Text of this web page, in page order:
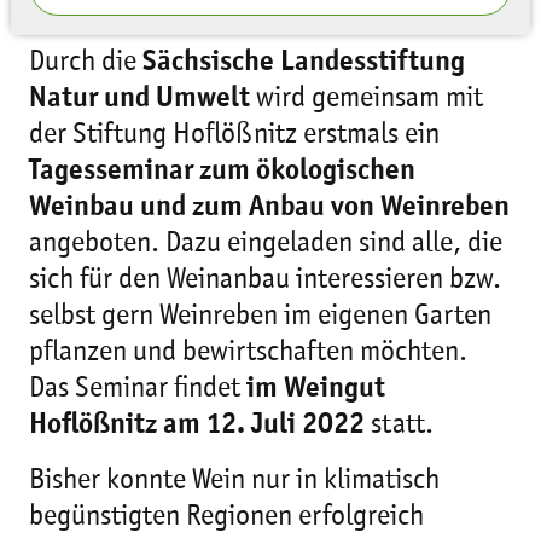
Durch die Sächsische Landesstiftung
Natur und Umwelt wird gemeinsam mit
der Stiftung Hoflößnitz erstmals ein
Tagesseminar zum ökologischen
Weinbau und zum Anbau von Weinreben
angeboten. Dazu eingeladen sind alle, die
sich für den Weinanbau interessieren bzw.
selbst gern Weinreben im eigenen Garten
pflanzen und bewirtschaften möchten.
Das Seminar findetim Weingut
Hoflößnitz am 12. Juli 2022 statt.
Bisher konnte Wein nur in klimatisch
begünstigten Regionen erfolgreich